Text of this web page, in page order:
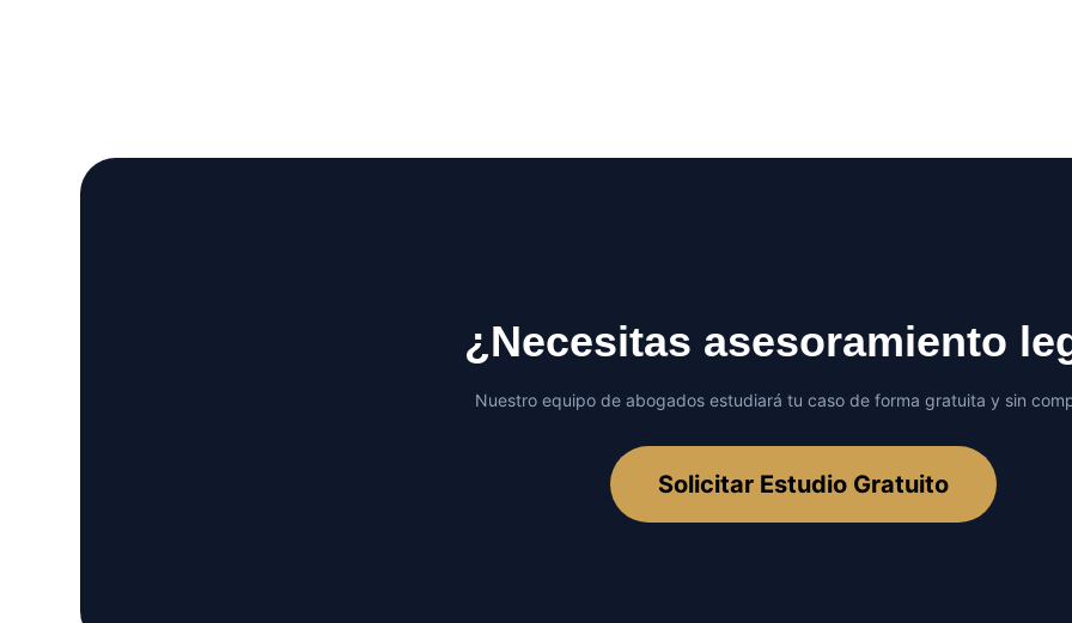
¿Necesitas asesoramiento
Nuestro equipo de abogados estudiará tu caso de forma gratuita y sin
Solicitar Estudio Gratuito